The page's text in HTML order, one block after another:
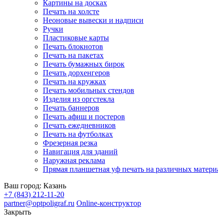
Картины на досках
Печать на холсте
Неоновые вывески и надписи
Ручки
Пластиковые карты
Печать блокнотов
Печать на пакетах
Печать бумажных бирок
Печать дорхенгеров
Печать на кружках
Печать мобильных стендов
Изделия из оргстекла
Печать баннеров
Печать афиш и постеров
Печать ежедневников
Печать на футболках
Фрезерная резка
Навигация для зданий
Наружная реклама
Прямая планшетная уф печать на различных
Ваш город: Казань
+7 (843) 212-11-20
partner@optpoligraf.ru Online-конструктор
Закрыть